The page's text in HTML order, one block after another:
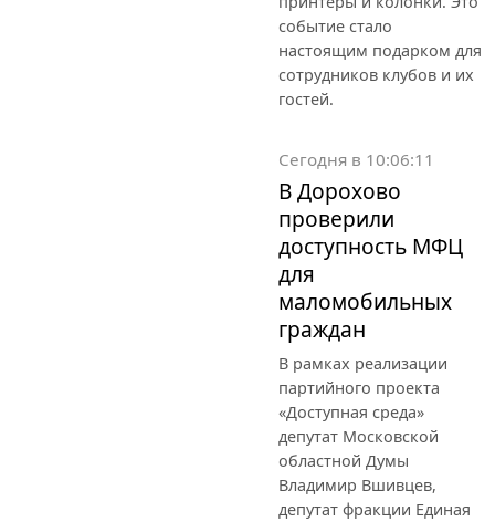
событие стало
настоящим подарком для
сотрудников клубов и их
гостей.
Сегодня в 10:06:11
В Дорохово
проверили
доступность МФЦ
для
маломобильных
граждан
В рамках реализации
партийного проекта
«Доступная среда»
депутат Московской
областной Думы
Владимир Вшивцев,
депутат фракции Единая